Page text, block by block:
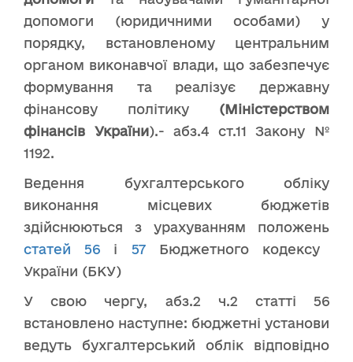
допомоги (юридичними особами) у
порядку, встановленому центральним
органом виконавчої влади, що забезпечує
формування та реалізує державну
фінансову політику (Міністерством
фінансів України).- абз.4 ст.11 Закону №
1192.
Ведення бухгалтерського обліку
виконання місцевих бюджетів
здійснюються з урахуванням положень
статей 56 і 57Бюджетного кодексу
України (БКУ)
У свою чергу, абз.2 ч.2 статті 56
встановлено наступне: бюджетні установи
ведуть бухгалтерський облік відповідно